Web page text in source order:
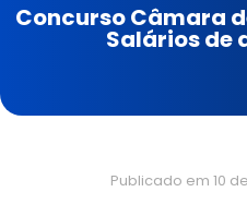
Concurso Câmara
Salários de
Publicado em 10